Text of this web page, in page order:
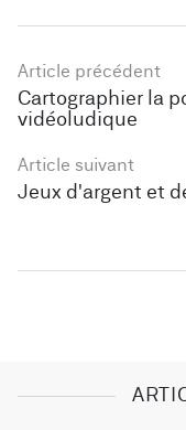
Article précédent
Cartographier la
vidéoludique
Article suivant
Jeux d'argent et